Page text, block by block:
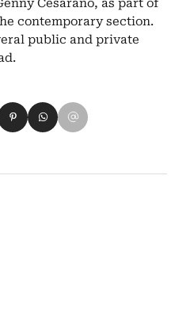
Cesarano, as part of
contemporary section.
public and private
Xsu LinkedIn
su Pinterest
Condividi su WhatsApp
Condividi su Email